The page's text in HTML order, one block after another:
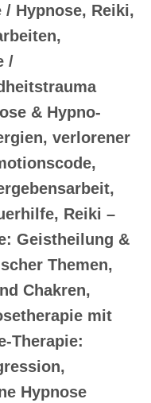
Hypnose, Reiki,
/
& Hypno-
verlorener
Reiki –
Geistheilung &
Themen,
Chakren,
mit
Therapie:
Hypnose